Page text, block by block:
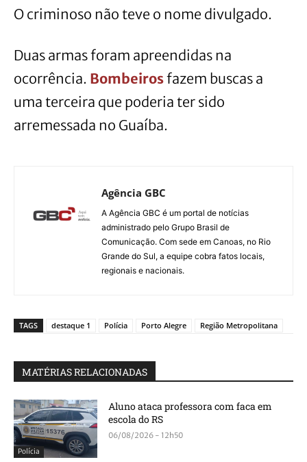
O criminoso não teve o nome divulgado.
Duas armas foram apreendidas na
ocorrência. Bombeirosfazem buscas a
uma terceira que poderia ter sido
arremessada no Guaíba.
Agência GBC
A Agência GBC é um portal de notícias
administrado pelo Grupo Brasil de
Comunicação. Com sede em Canoas, no Rio
Grande do Sul, a equipe cobra fatos locais,
regionais e nacionais.
TAGS destaque 1 Polícia Porto Alegre Região Metropolitana
MATÉRIAS RELACIONADAS
Polícia
Aluno ataca professora com faca em
escola do RS
06/08/2026 - 12h50